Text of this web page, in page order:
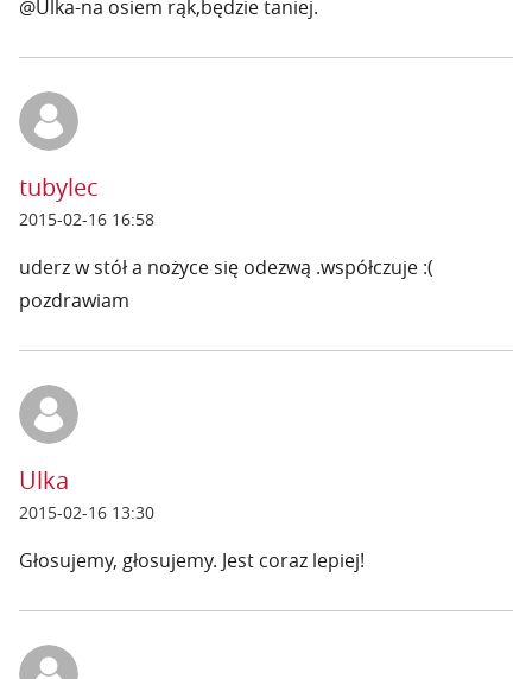
@Ulka-na osiem rąk,będzie taniej.
tubylec
2015-02-16 16:58
uderz w stół a nożyce się odezwą .współczuje :(
pozdrawiam
Ulka
2015-02-16 13:30
Głosujemy, głosujemy. Jest coraz lepiej!